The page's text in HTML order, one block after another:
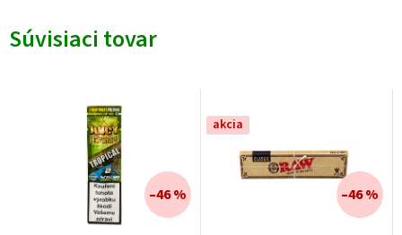
Súvisiaci tovar
–46 %
akcia
–46 %